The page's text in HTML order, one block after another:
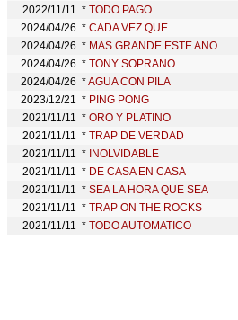
2022/11/11 * TODO PAGO
2024/04/26 * CADA VEZ QUE
2024/04/26 * MÁS GRANDE ESTE AÑO
2024/04/26 * TONY SOPRANO
2024/04/26 *AGUA CON PILA
2023/12/21 * PING PONG
2021/11/11 * ORO Y PLATINO
2021/11/11 * TRAP DE VERDAD
2021/11/11 * INOLVIDABLE
2021/11/11 * DE CASA EN CASA
2021/11/11 * SEA LA HORA QUE SEA
2021/11/11 * TRAP ON THE ROCKS
2021/11/11 * TODO AUTOMATICO